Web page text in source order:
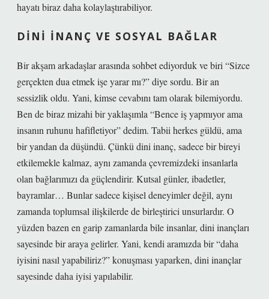
hayatı biraz daha kolaylaştırabiliyor.
DINI İNANÇ VE SOSYAL BAĞLAR
Bir akşam arkadaşlar arasında sohbet ediyorduk ve biri “Sizce
gerçekten dua etmek işe yarar mı?” diye sordu. Bir an
sessizlik oldu. Yani, kimse cevabını tam olarak bilemiyordu.
Ben de biraz mizahi bir yaklaşımla “Bence iş yapmıyor ama
insanın ruhunu hafifletiyor” dedim. Tabii herkes güldü, ama
bir yandan da düşündü. Çünkü dini inanç, sadece bir bireyi
etkilemekle kalmaz, aynı zamanda çevremizdeki insanlarla
olan bağlarımızı da güçlendirir. Kutsal günler, ibadetler,
bayramlar… Bunlar sadece kişisel deneyimler değil, aynı
zamanda toplumsal ilişkilerde de birleştirici unsurlardır. O
yüzden bazen en garip zamanlarda bile insanlar, dini inançları
sayesinde bir araya gelirler. Yani, kendi aramızda bir “daha
iyisini nasıl yapabiliriz?” konuşması yaparken, dini inançlar
sayesinde daha iyisi yapılabilir.